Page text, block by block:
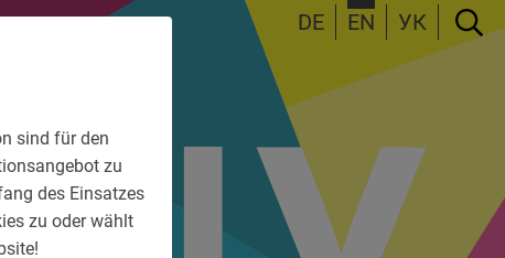
sind für den
zu
des Einsatzes
zu oder wählt
DE EN УК